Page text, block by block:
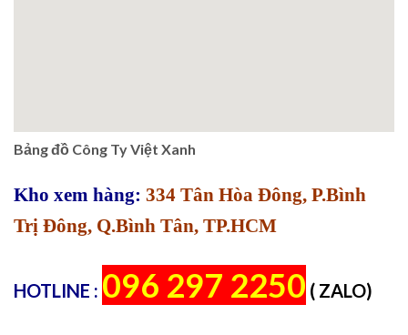
Bảng đồ Công Ty Việt Xanh
Kho xem hàng: 334 Tân Hòa Đông, P.Bình
Trị Đông, Q.Bình Tân, TP.HCM
HOTLINE : 096 297 2250 ( ZALO)